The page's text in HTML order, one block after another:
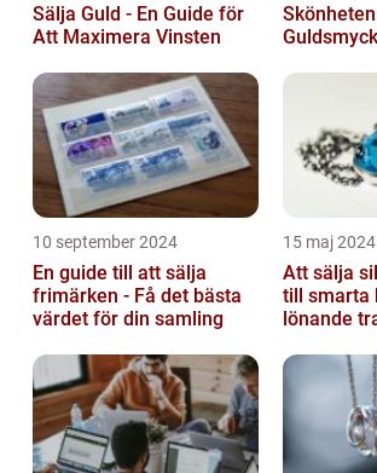
Sälja Guld - En Guide för
Att Maximera Vinsten
10 september 2024
En guide till att sälja
frimärken - Få det bästa
värdet för din samling
15 maj 2024
Att sälja
till smarta
lönande